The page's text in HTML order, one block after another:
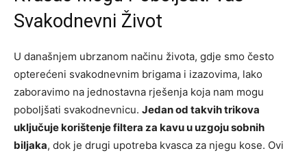
Svakodnevni Život
U današnjem ubrzanom načinu života, gdje smo često
opterećeni svakodnevnim brigama i izazovima, lako
zaboravimo na jednostavna rješenja koja nam mogu
poboljšati svakodnevnicu. Jedan od takvih trikova
uključuje korištenje filtera za kavu u uzgoju sobnih
biljaka, dok je drugi upotreba kvasca za njegu kose. Ovi